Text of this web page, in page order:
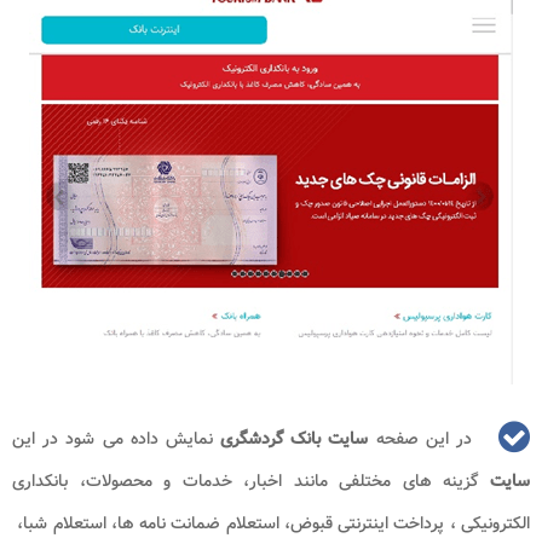
در این صفحه سایت بانک گردشگرینمایش داده می شود در این
سایتگزینه های مختلفی مانند اخبار، خدمات و محصولات، بانکداری
الکترونیکی ، پرداخت اینترنتی قبوض، استعلام ضمانت نامه ها، استعلام شبا،